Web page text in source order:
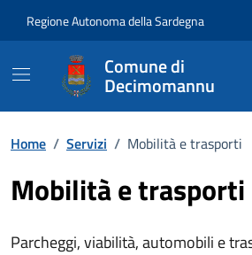
Regione Autonoma della Sardegna
Comune di
Decimomannu
Home / Servizi / Mobilità e trasporti
Mobilità e trasporti
Parcheggi, viabilità, automobili e